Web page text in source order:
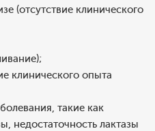
(отсутствие клинического
клинического опыта
такие как
недостаточность лактазы